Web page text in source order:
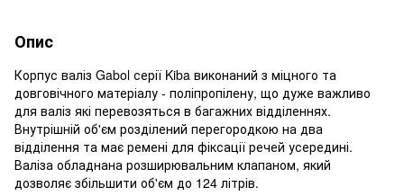
Опис
Корпус валіз Gabol серії Kiba виконаний з міцного та
довговічного матеріалу - поліпропілену, що дуже важливо
для валіз які перевозяться в багажних відділеннях.
Внутрішній об'єм розділений перегородкою на два
відділення та має ремені для фіксації речей усередині.
Валіза обладнана розширювальним клапаном, який
дозволяє збільшити об'єм до 124 літрів.